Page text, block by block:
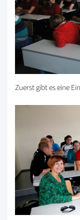
Zuerst gibt es eine